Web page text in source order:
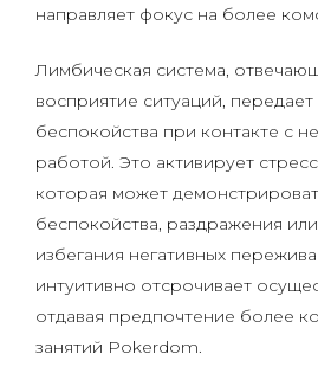
направляет фокус на более
Лимбическая система,
восприятие ситуаций,
беспокойства при контакте с
работой. Это активирует
которая может
беспокойства, раздражения
избегания негативных
интуитивно отсрочивает
отдавая предпочтение более
занятий Pokerdom.